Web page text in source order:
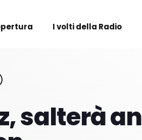
I volti della Radio
salterà